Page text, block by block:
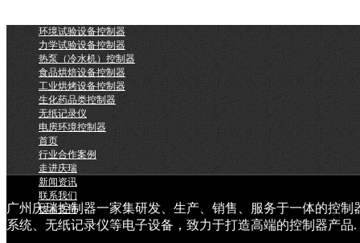
环境试验设备控制器
力学试验设备控制器
热泵（冷水机）控制器
食品烘焙设备控制器
工业烘烤设备控制器
生化药品类控制器
无纸记录仪
电房环境控制器
首页
行业合作案例
走进庆瑞
新闻资讯
联系我们
技术支持
广州庆瑞控制器一家集研发、生产、销售、服务于一体的控
系统、无纸记录仪等电子设备，致力于打造高端的控制器产品.